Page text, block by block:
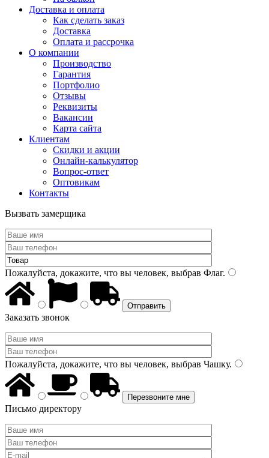
Доставка и оплата
Как сделать заказ
Доставка
Оплата и рассрочка
О компании
Производство
Гарантия
Портфолио
Отзывы
Реквизиты
Вакансии
Карта сайта
Клиентам
Скидки и акции
Онлайн-калькулятор
Вопрос-ответ
Оптовикам
Контакты
Вызвать замерщика
Пожалуйста, докажите, что вы человек, выбрав Флаг.
Заказать звонок
Пожалуйста, докажите, что вы человек, выбрав Чашку.
Письмо директору